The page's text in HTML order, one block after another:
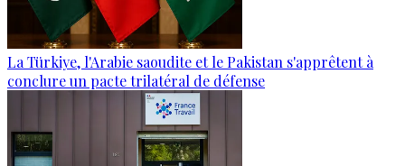
La Türkiye, l'Arabie saoudite et le Pakistan s'apprêtent à
conclure un pacte trilatéral de défense